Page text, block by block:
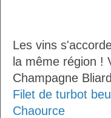
Les vins
la même région !
Champagne
Filet de turbot
Chaource